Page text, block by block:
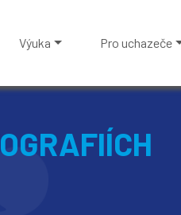
Výuka Pro uchazeče